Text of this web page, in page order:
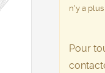
n'y a
Pour